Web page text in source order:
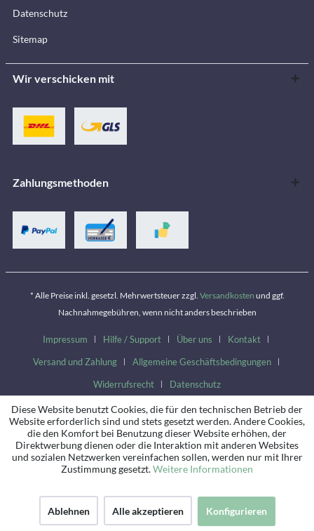
Datenschutz
Sitemap
Wir verschicken mit
Zahlungsmethoden
* Alle Preise inkl. gesetzl. Mehrwertsteuer zzgl. Versandkosten und ggf.
Nachnahmegebühren, wenn nicht anders beschrieben
Impressum Hilfe / Support Über uns
Kontakt
Versand und Zahlung
Allgemeine Geschäftsbedingungen
Widerrufsrecht
Datenschutz
Diese Website benutzt Cookies, die für den technischen Betrieb der
Website erforderlich sind und stets gesetzt werden. Andere Cookies,
die den Komfort bei Benutzung dieser Website erhöhen, der
Direktwerbung dienen oder die Interaktion mit anderen Websites
und sozialen Netzwerken vereinfachen sollen, werden nur mit Ihrer
Zustimmung gesetzt.Weitere Informationen
Ablehnen Alle akzeptieren Konfigurieren